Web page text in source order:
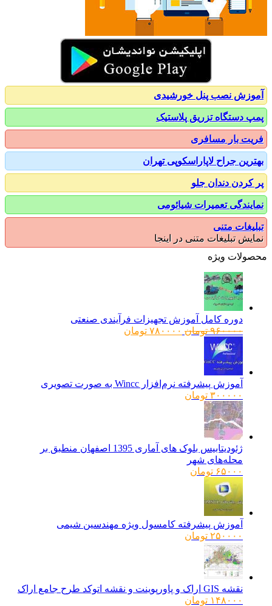
نصب پنل خورشیدی
دستگاه تزریق پلاستیک
بار مسافری
جراح لاپاراسکوپی تهران
دندان جلو
تعمیرات شیائومی
متنی
تبلیغات متنی در اینجا
ویژه
دوره کامل آموزش تجهیزات فرآیندی صنعتی
۹۶۰۰۰۰ تومانقیمت
۷۸۰۰۰۰ تومانقیمت
آموزش پیشرفته نرم‌افزار Wincc به صورت تصویری
۳۰۰۰۰۰ تومان
ژئودیتابیس بلوک های آماری 1395 اصفهان منطبق بر
محله‌های شهر
۶۵۰۰۰ تومان
آموزش پیشرفته کامسول ویژه مهندسین شیمی
۲۵۰۰۰۰ تومان
نقشه GIS اراک و پاورپوینت و نقشه اتوکد طرح جامع اراک
۱۴۸۰۰۰ تومان